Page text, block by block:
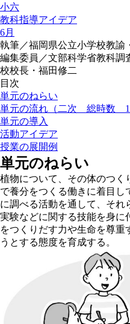
小六
教科指導アイデア
6月
執筆／福岡県公立小学校教諭
編集委員／文部科学省教科調
校校長・福田修二
目次
単元のねらい
単元の流れ（二次 総時数
単元の導入
活動アイデア
授業の展開例
単元のねらい
植物について、その体のつく
で養分をつくる働きに着目し
に調べる活動を通して、それ
実験などに関する技能を身に
をつくりだす力や生命を尊重
うとする態度を育成する。